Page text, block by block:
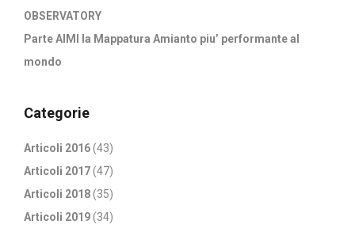
OBSERVATORY
Parte AIMI la Mappatura Amianto piu’ performante al
mondo
Categorie
Articoli 2016(43)
Articoli 2017(47)
Articoli 2018(35)
Articoli 2019(34)